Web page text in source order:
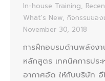
In-house Training,
What's New, กิจกรรมของ
November 30, 2018
การฝึกอบรมด้านพลังง
หลักสูตร เทคนิคการปร
อากาศอัด ให้กับบริษัท อี